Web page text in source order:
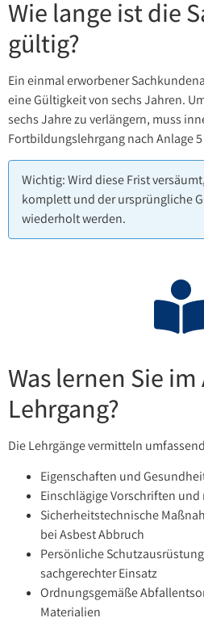
Wie lange ist die
gültig?
Ein einmal erworbener
eine Gültigkeit von sechs Jahren.
sechs Jahre zu verlängern, muss
Fortbildungslehrgang nach Anlage
Wichtig: Wird diese Frist
komplett und der ursprüngliche
wiederholt werden.
Was lernen Sie im
Lehrgang?
Die Lehrgänge vermitteln
Eigenschaften und
Einschlägige Vorschriften
Sicherheitstechnische
bei Asbest Abbruch
Persönliche
sachgerechter Einsatz
Ordnungsgemäße
Materialien